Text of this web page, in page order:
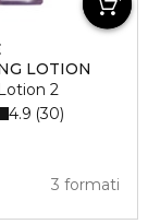
LOTION
2
3 formati
4.9 30